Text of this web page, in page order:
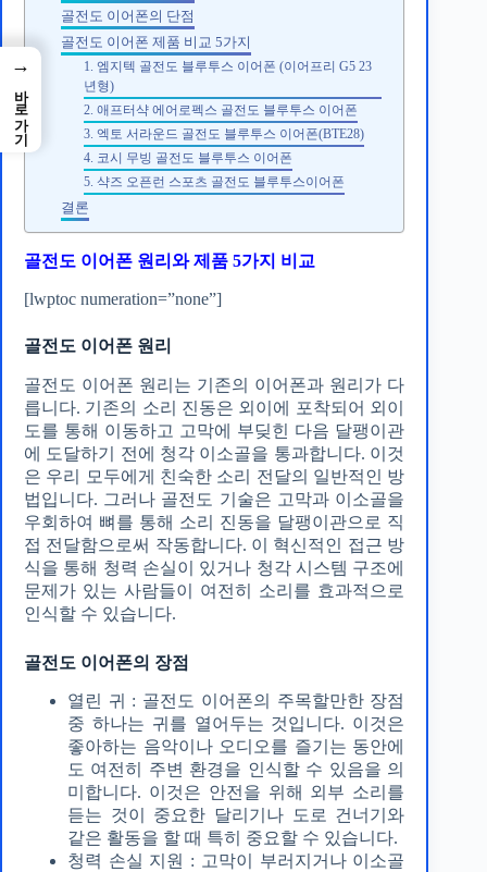
골전도 이어폰의 단점
골전도 이어폰 제품 비교 5가지
1. 엠지텍 골전도 블루투스 이어폰 (이어프리 G5 23
년형)
2. 애프터샥 에어로펙스 골전도 블루투스 이어폰
3. 엑토 서라운드 골전도 블루투스 이어폰(BTE28)
4. 코시 무빙 골전도 블루투스 이어폰
5. 샥즈 오픈런 스포츠 골전도 블루투스이어폰
결론
골전도 이어폰 원리와 제품 5가지 비교
[lwptoc numeration=”none”]
골전도 이어폰 원리
골전도 이어폰 원리는 기존의 이어폰과 원리가 다
릅니다. 기존의 소리 진동은 외이에 포착되어 외이
도를 통해 이동하고 고막에 부딪힌 다음 달팽이관
에 도달하기 전에 청각 이소골을 통과합니다. 이것
은 우리 모두에게 친숙한 소리 전달의 일반적인 방
법입니다. 그러나 골전도 기술은 고막과 이소골을
우회하여 뼈를 통해 소리 진동을 달팽이관으로 직
접 전달함으로써 작동합니다. 이 혁신적인 접근 방
식을 통해 청력 손실이 있거나 청각 시스템 구조에
문제가 있는 사람들이 여전히 소리를 효과적으로
인식할 수 있습니다.
골전도 이어폰의 장점
열린 귀 : 골전도 이어폰의 주목할만한 장점
중 하나는 귀를 열어두는 것입니다. 이것은
좋아하는 음악이나 오디오를 즐기는 동안에
도 여전히 주변 환경을 인식할 수 있음을 의
미합니다. 이것은 안전을 위해 외부 소리를
듣는 것이 중요한 달리기나 도로 건너기와
같은 활동을 할 때 특히 중요할 수 있습니다.
청력 손실 지원 : 고막이 부러지거나 이소골
→
바로가기